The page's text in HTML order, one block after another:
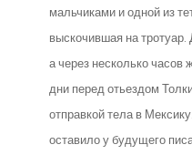
мальчиками и одной из
выскочившая на
а через несколько
дни перед отьездом
отправкой тела в
оставило у будущего